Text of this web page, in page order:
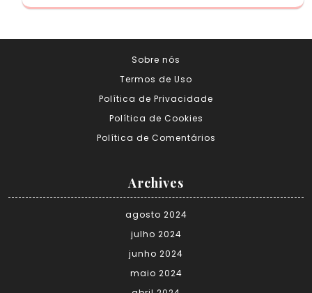
Sobre nós
Termos de Uso
Política de Privacidade
Política de Cookies
Política de Comentários
Archives
agosto 2024
julho 2024
junho 2024
maio 2024